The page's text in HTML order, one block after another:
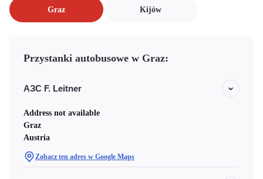
Graz Kijów
Przystanki autobusowe w Graz:
АЗС F. Leitner
Address not available
Graz
Austria
Zobacz ten adres w Google Maps